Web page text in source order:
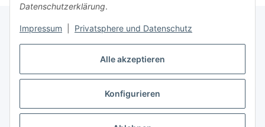
Alle akzeptieren
Konfigurieren
Datenschutzerklärung.
Impressum Privatsphere und Datenschutz
Vertrag widerrufen
* Alle Preise inkl. gesetzlicher USt., zzgl.